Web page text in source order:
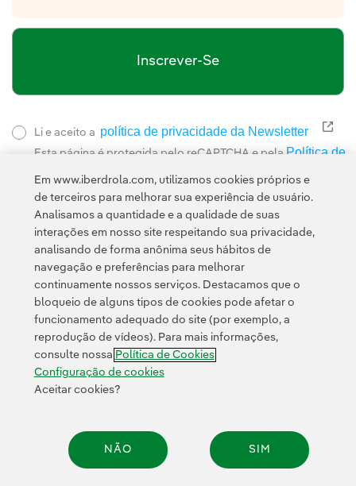
Inscrever-Se
Li e aceito a política de privacidade da Newsletter Link
Esta página é protegida pelo reCAPTCHA e pela Política de
Contato Clientes Política de Privacidade Informação legal
Política de cookies Configuração de cookies Acessibilidade
Canal de denúncias
© 2026 Iberdrola, S.A. Todos os direitos reservados.
Em www.iberdrola.com, utilizamos cookies próprios e
de terceiros para melhorar sua experiência de usuário.
Analisamos a quantidade e a qualidade de suas
interações em nosso site respeitando sua privacidade,
analisando de forma anônima seus hábitos de
navegação e preferências para melhorar
continuamente nossos serviços. Destacamos que o
bloqueio de alguns tipos de cookies pode afetar o
funcionamento adequado do site (por exemplo, a
reprodução de vídeos). Para mais informações,
consulte nossa Política de Cookies
Configuração de cookies
Aceitar cookies?
NÃO SIM